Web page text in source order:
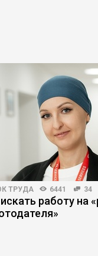
ТРУДА 6441 34
работу на